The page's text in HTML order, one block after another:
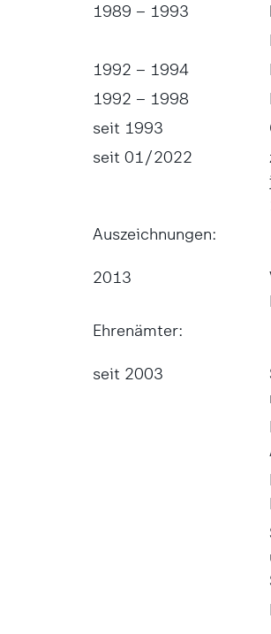
1989 – 1993
1992 – 1994
1992 – 1998
seit 1993
seit 01/2022
Auszeichnungen:
2013
Ehrenämter:
seit 2003